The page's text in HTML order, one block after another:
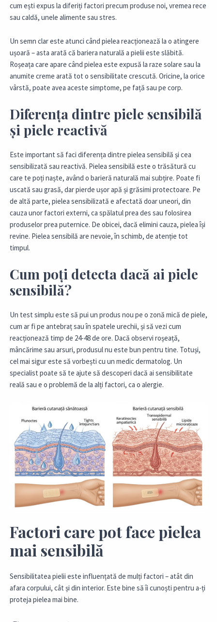
cum ești expus la diferiți factori precum produse noi, vremea rece
sau caldă, unele alimente sau stres.
Un semn clar este atunci când pielea reacționează la o atingere
ușoară – asta arată că bariera naturală a pielii este slăbită.
Roșeața care apare când pielea este expusă la raze solare sau la
anumite creme arată tot o sensibilitate crescută. Oricine, la orice
vârstă, poate avea aceste simptome, pe față sau pe corp.
Diferența dintre piele sensibilă
și piele reactivă
Este important să faci diferența dintre pielea sensibilă și cea
sensibilizată sau reactivă. Pielea sensibilă este o trăsătură cu
care te poți naște, având o barieră naturală mai subțire. Poate fi
uscată sau grasă, dar pierde ușor apă și grăsimi protectoare. Pe
de altă parte, pielea sensibilizată e afectată doar uneori, din
cauza unor factori externi, ca spălatul prea des sau folosirea
produselor prea puternice. De obicei, dacă elimini cauza, pielea își
revine. Pielea sensibilă are nevoie, în schimb, de atenție tot
timpul.
Cum poți detecta dacă ai piele
sensibilă?
Un test simplu este să pui un produs nou pe o zonă mică de piele,
cum ar fi pe antebraț sau în spatele urechii, și să vezi cum
reacționează timp de 24-48 de ore. Dacă observi roșeață,
mâncărime sau arsuri, produsul nu este bun pentru tine. Totuși,
cel mai sigur este să vorbești cu un medic dermatolog. Un
specialist poate să te ajute să descoperi dacă ai sensibilitate
reală sau e o problemă de la alți factori, ca o alergie.
Factori care pot face pielea
mai sensibilă
Sensibilitatea pielii este influențată de mulți factori – atât din
afara corpului, cât și din interior. Este bine să îi cunoști pentru a-ți
proteja pielea mai bine.